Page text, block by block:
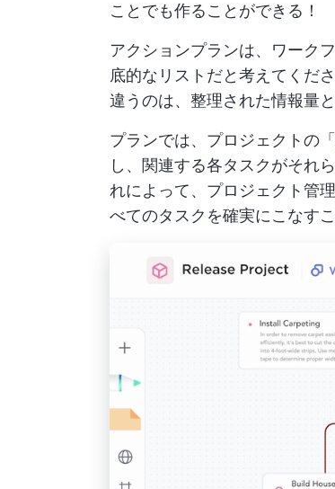
ことでも作ることができる！
アクションプランは、ワーク
底的なリストだと考えてくだ
違うのは、整理された情報量と
プランでは、プロジェクトの
し、関連する各タスクがそれ
れによって、プロジェクト管
べてのタスクを確実にこなす